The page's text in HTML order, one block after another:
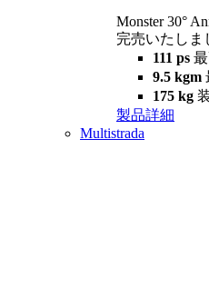
Monster 30°
完売いたしま
111 ps
9.5 kgm
175 kg
製品詳細
Multistrada